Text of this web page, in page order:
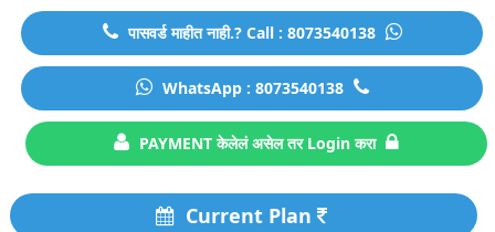
पासवर्ड माहीत नाही.? Call : 8073540138
WhatsApp : 8073540138
PAYMENT केलेलं असेल तर Login करा
Current Plan